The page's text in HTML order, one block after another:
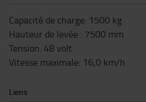
Capacité de charge: 1500 kg
Hauteur de levée : 7500 mm
Tension: 48 volt
Vitesse maximale: 16,0 km/h
Liens